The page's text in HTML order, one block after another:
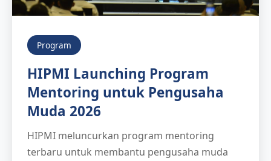
Program
HIPMI Launching Program
Mentoring untuk Pengusaha
Muda 2026
HIPMI meluncurkan program mentoring
terbaru untuk membantu pengusaha muda